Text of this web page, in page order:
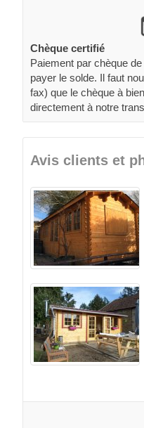
Chèque certifié
Paiement par chèque
payer le solde. Il faut
fax) que le chèque à
directement à notre
Avis clients et